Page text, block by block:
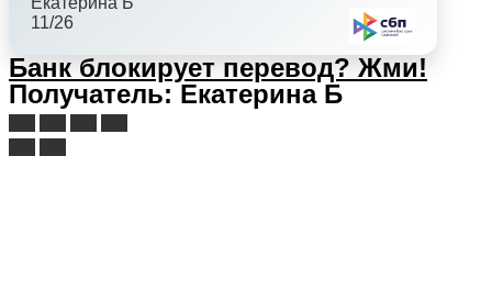
11/26
Банк блокирует перевод? Жми!
Получатель: Екатерина Б